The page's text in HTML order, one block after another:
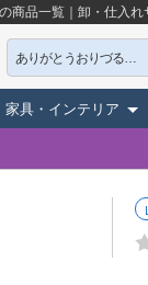
品一覧｜卸・仕入れ
ありがとうおりづる P＆P
家具・インテリア